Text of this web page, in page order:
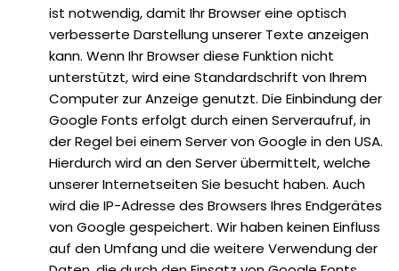
ist notwendig, damit Ihr Browser eine optisch
verbesserte Darstellung unserer Texte anzeigen
kann. Wenn Ihr Browser diese Funktion nicht
unterstützt, wird eine Standardschrift von Ihrem
Computer zur Anzeige genutzt. Die Einbindung der
Google Fonts erfolgt durch einen Serveraufruf, in
der Regel bei einem Server von Google in den USA.
Hierdurch wird an den Server übermittelt, welche
unserer Internetseiten Sie besucht haben. Auch
wird die IP-Adresse des Browsers Ihres Endgerätes
von Google gespeichert. Wir haben keinen Einfluss
auf den Umfang und die weitere Verwendung der